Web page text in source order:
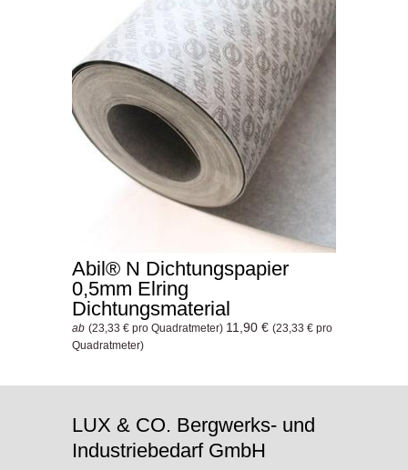
Abil® N Dichtungspapier
0,5mm Elring
Dichtungsmaterial
ab (23,33 € pro Quadratmeter) 11,90 € (23,33 € pro
Quadratmeter)
LUX & CO. Bergwerks- und
Industriebedarf GmbH